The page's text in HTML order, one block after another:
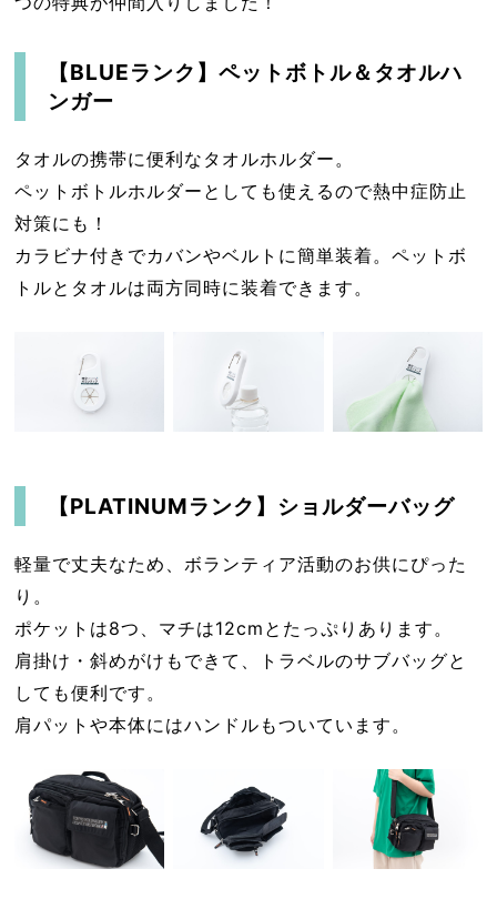
【BLUEランク】ペットボトル＆タオルハ
ンガー
タオルの携帯に便利なタオルホルダー。
ペットボトルホルダーとしても使えるので熱中症防止
対策にも！
カラビナ付きでカバンやベルトに簡単装着。ペットボ
トルとタオルは両方同時に装着できます。
【PLATINUMランク】ショルダーバッグ
軽量で丈夫なため、ボランティア活動のお供にぴった
り。
ポケットは8つ、マチは12cmとたっぷりあります。
肩掛け・斜めがけもできて、トラベルのサブバッグと
しても便利です。
肩パットや本体にはハンドルもついています。